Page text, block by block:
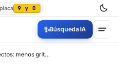
9 y 0
✨Búsqueda IA
Congresistas electos: menos gritos, más café